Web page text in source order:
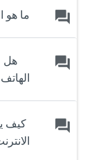
forum ما هو
forum
هل
forum
كيف